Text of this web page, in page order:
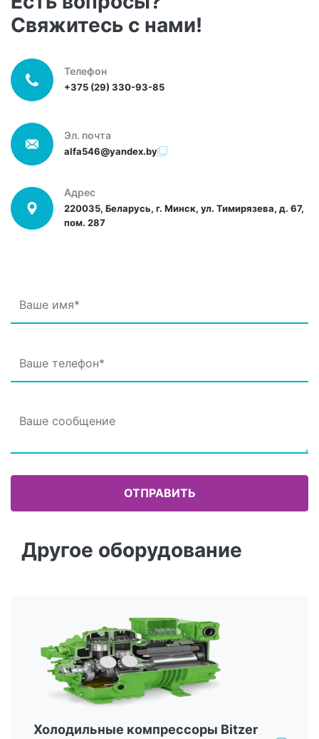
изношенных деталей и масла.
такие как обеспечение защиты от перегрузок,
использование заземления и защиты от
проверка всех соединений и уплотнений на
предмет утечек.
Свяжитесь с нами!
Телефон
+375 (29) 330-93-85
Эл. почта
alfa546@yandex.by
Адрес
220035, Беларусь, г. Минск, ул. Тимирязева, д. 67,
пом. 287
Другое оборудование
Холодильные компрессоры Bitzer